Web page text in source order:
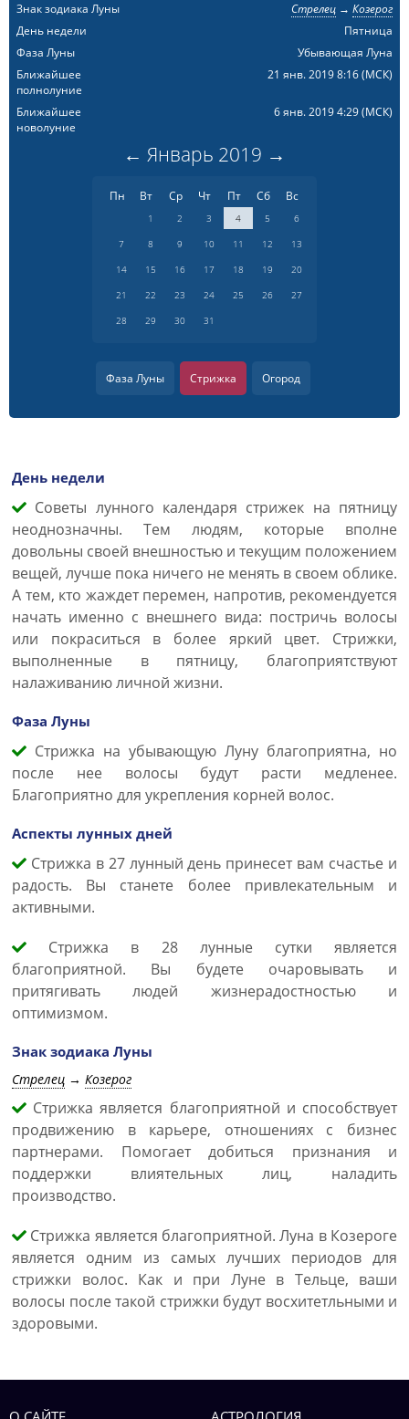
Знак зодиака Луны
Стрелец→ Козерог
День недели
Пятница
Фаза Луны
Убывающая Луна
Ближайшее
полнолуние
21 янв. 2019 8:16(МСК)
Ближайшее
новолуние
6 янв. 2019 4:29(МСК)
← Январь 2019 →
Пн Вт Ср Чт Пт Сб Вс
1 2 3 4 5
6
7
8 9 10 11 12
13
14
15 16 17 18 19
20
21
22 23 24 25 26
27
28
29 30 31
Фаза Луны Стрижка Огород
День недели
Советы лунного календаря стрижек на пятницу
неоднозначны. Тем людям, которые вполне
довольны своей внешностью и текущим положением
вещей, лучше пока ничего не менять в своем облике.
А тем, кто жаждет перемен, напротив, рекомендуется
начать именно с внешнего вида: постричь волосы
или покраситься в более яркий цвет. Стрижки,
выполненные в пятницу, благоприятствуют
налаживанию личной жизни.
Фаза Луны
Стрижка на убывающую Луну благоприятна, но
после нее волосы будут расти медленее.
Благоприятно для укрепления корней волос.
Аспекты лунных дней
Стрижка в 27 лунный день принесет вам счастье и
радость. Вы станете более привлекательным и
активными.
Стрижка в 28 лунные сутки является
благоприятной. Вы будете очаровывать и
притягивать людей жизнерадостностью и
оптимизмом.
Знак зодиака Луны
Стрелец → Козерог
Стрижка является благоприятной и способствует
продвижению в карьере, отношениях с бизнес
партнерами. Помогает добиться признания и
поддержки влиятельных лиц, наладить
производство.
Стрижка является благоприятной. Луна в Козероге
является одним из самых лучших периодов для
стрижки волос. Как и при Луне в Тельце, ваши
волосы после такой стрижки будут восхитетльными и
здоровыми.